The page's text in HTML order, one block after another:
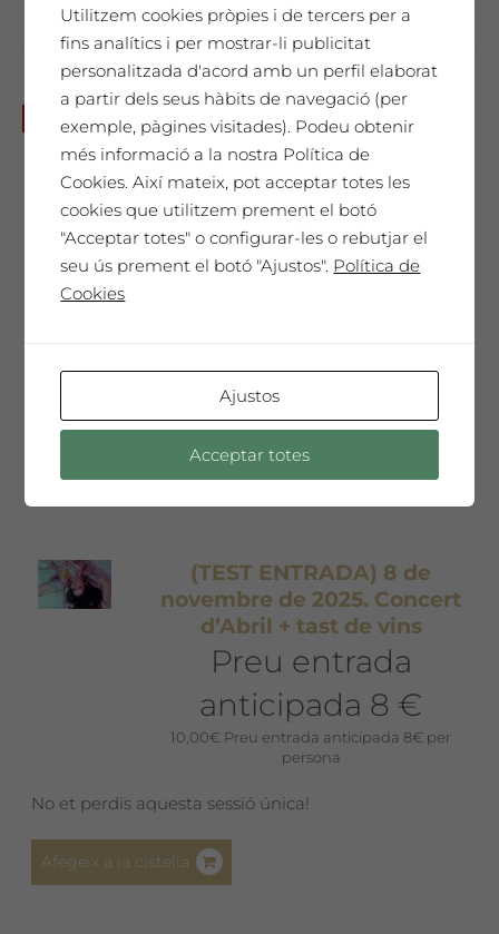
No disponible
Entrada concert de Duo
Aryaga: 8 de setembre
10,00€
És un duet format en interpretació amb
guitarra clàssica al Conservatori
(TEST ENTRADA) 8 de
novembre de 2025. Concert
d’Abril + tast de vins
Preu entrada
anticipada 8 €
10,00€ Preu entrada anticipada 8€ per
persona
No et perdis aquesta sessió única!
Afegeix a la cistella
Utilitzem cookies pròpies i de tercers per a
fins analítics i per mostrar-li publicitat
personalitzada d'acord amb un perfil elaborat
a partir dels seus hàbits de navegació (per
exemple, pàgines visitades). Podeu obtenir
més informació a la nostra Política de
Cookies. Així mateix, pot acceptar totes les
cookies que utilitzem prement el botó
"Acceptar totes" o configurar-les o rebutjar el
seu ús prement el botó "Ajustos". Política de
Cookies
Ajustos
Acceptar totes